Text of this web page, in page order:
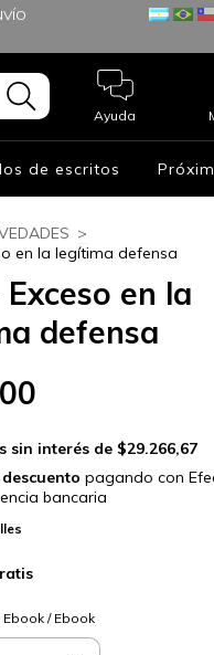
Ayuda
de escritos
>
en la legítima defensa
en la
defensa
sin interés de $29.266,67
pagando con
bancaria
/ Ebook